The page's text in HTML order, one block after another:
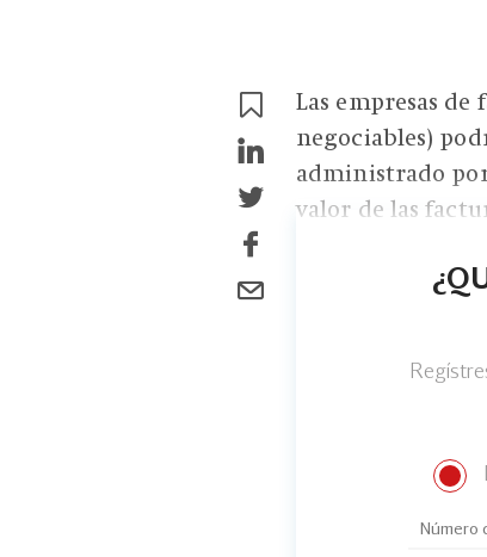
Las empresas
negociables)
administrado
valor de las